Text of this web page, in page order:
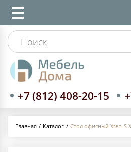
+7 (812) 408-20-15
Главная Каталог Стол офисный Xten-S